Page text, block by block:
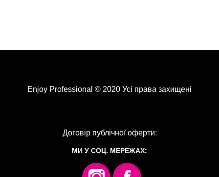
Enjoy Professional © 2020 Усі права захищені
Договір публічної оферти:
МИ У СОЦ. МЕРЕЖАХ: